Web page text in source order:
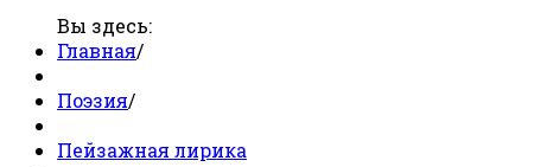
Вы здесь:
Главная/
Поэзия/
Пейзажная лирика